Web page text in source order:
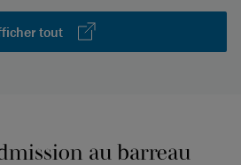
tout
au barreau